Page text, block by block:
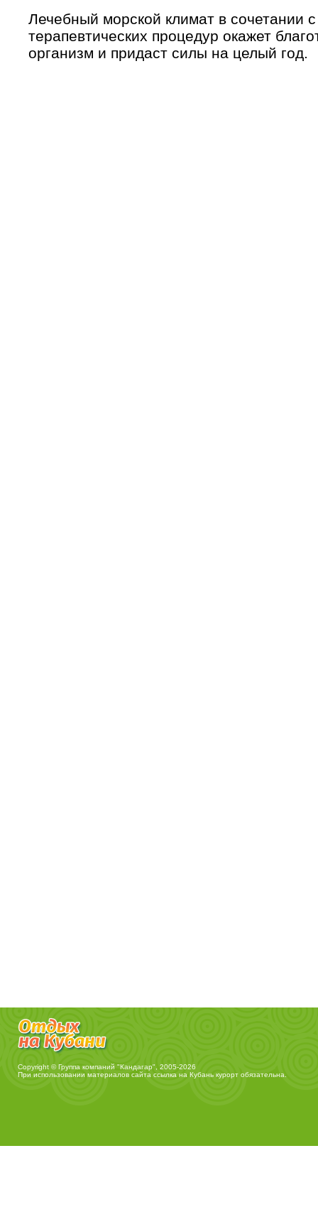
Лечебный морской климат в сочетании
терапевтических процедур окажет
организм и придаст силы на целый год.
Copyright © Группа компаний "Кандагар", 2005-2026
При использовании материалов сайта ссылка на Кубань курорт обязательна.